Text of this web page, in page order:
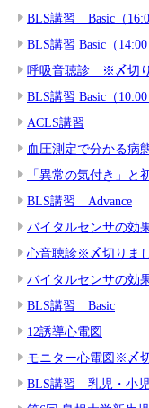
BLS講習 Basic（
BLS講習 Basic（14:00
呼吸音聴診 ※〆切
BLS講習 Basic（10:00
ACLS講習
血圧測定で分かる病
「異常の気付き」と
BLS講習 Advance
バイタルセンサの
心音聴診※〆切りま
バイタルセンサの
BLS講習 Basic
12誘導心電図
モニター心電図※〆
BLS講習 乳児・小児